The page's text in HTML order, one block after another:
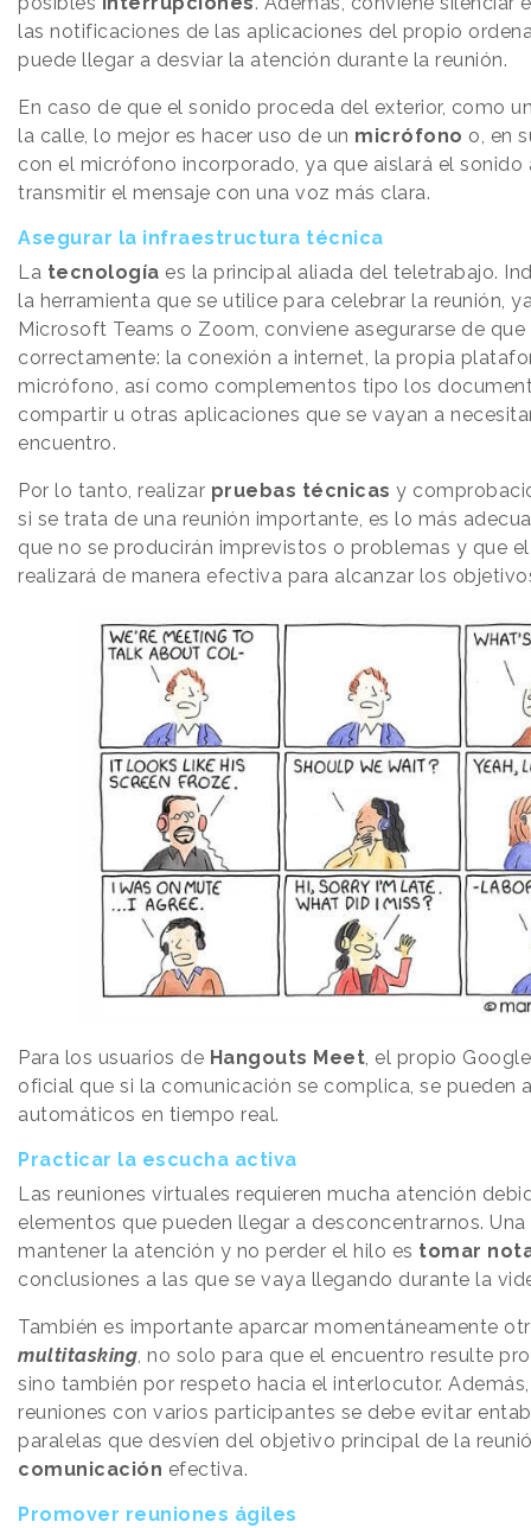
las notificaciones de las aplicaciones del propio
puede llegar a desviar la atención durante la reunión.
En caso de que el sonido proceda del exterior, como
la calle, lo mejor es hacer uso de un micrófono o, en
con el micrófono incorporado, ya que aislará el
transmitir el mensaje con una voz más clara.
Asegurar la infraestructura técnica
La tecnología es la principal aliada del teletrabajo.
la herramienta que se utilice para celebrar la reunión,
Microsoft Teams o Zoom, conviene asegurarse de
correctamente: la conexión a internet, la propia
micrófono, así como complementos tipo los
compartir u otras aplicaciones que se vayan a
encuentro.
Por lo tanto, realizar pruebas técnicas y
si se trata de una reunión importante, es lo más
que no se producirán imprevistos o problemas y que
realizará de manera efectiva para alcanzar los
Para los usuarios de Hangouts Meet, el propio
oficial que si la comunicación se complica, se pueden
automáticos en tiempo real.
Practicar la escucha activa
Las reuniones virtuales requieren mucha atención
elementos que pueden llegar a desconcentrarnos.
mantener la atención y no perder el hilo es tomar
conclusiones a las que se vaya llegando durante la
También es importante aparcar momentáneamente
multitasking, no solo para que el encuentro resulte
sino también por respeto hacia el interlocutor.
reuniones con varios participantes se debe evitar
paralelas que desvíen del objetivo principal de la
comunicación efectiva.
Promover reuniones ágiles